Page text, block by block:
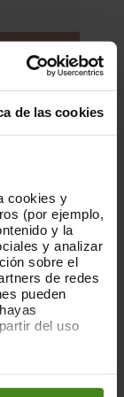
de las cookies
cookies y
(por ejemplo,
y la
y analizar
sobre el
de redes
pueden
del uso
de Cookieso
i